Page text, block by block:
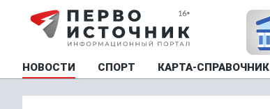
НОВОСТИ СПОРТ КАРТА-СПРАВОЧНИК